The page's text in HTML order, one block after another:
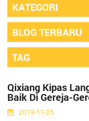
KATEGORI
BLOG TERBARU
TAG
Qixiang Kipas
Baik Di Gereja-
2019-11-25